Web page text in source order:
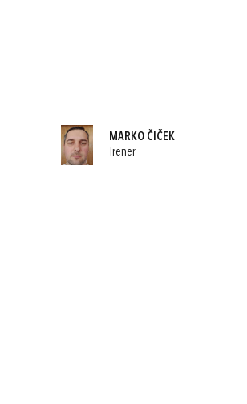
MARKO ČIČEK
Trener